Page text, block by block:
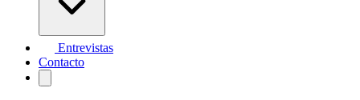
Entrevistas
Contacto